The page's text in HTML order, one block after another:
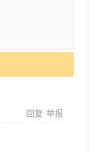
回复 举报